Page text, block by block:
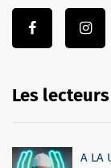
Les
A LA